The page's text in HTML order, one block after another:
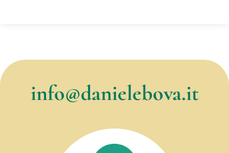
info@danielebova.it